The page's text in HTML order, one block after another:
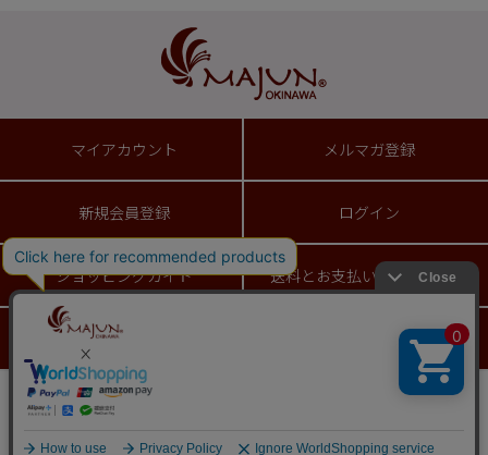
マイアカウント メルマガ登録
新規会員登録 ログイン
ショッピングガイド 送料とお支払い方法について
返品特約について ギフトラッピングサービス
お問い合わせ